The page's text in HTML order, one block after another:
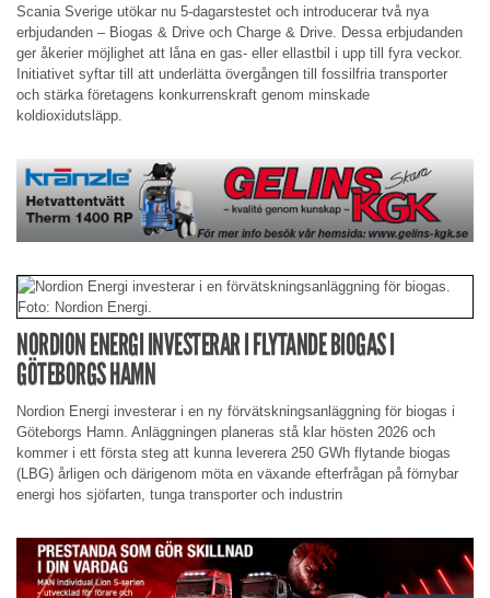
Scania Sverige utökar nu 5-dagarstestet och introducerar två nya
erbjudanden – Biogas & Drive och Charge & Drive. Dessa erbjudanden
ger åkerier möjlighet att låna en gas- eller ellastbil i upp till fyra veckor.
Initiativet syftar till att underlätta övergången till fossilfria transporter
och stärka företagens konkurrenskraft genom minskade
koldioxidutsläpp.
NORDION ENERGI INVESTERAR I FLYTANDE BIOGAS I
GÖTEBORGS HAMN
Nordion Energi investerar i en ny förvätskningsanläggning för biogas i
Göteborgs Hamn. Anläggningen planeras stå klar hösten 2026 och
kommer i ett första steg att kunna leverera 250 GWh flytande biogas
(LBG) årligen och därigenom möta en växande efterfrågan på förnybar
energi hos sjöfarten, tunga transporter och industrin